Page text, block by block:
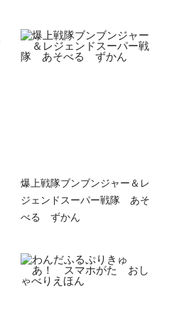
爆上戦隊ブンブンジャー＆レ
ジェンドスーパー戦隊 あそ
べる ずかん